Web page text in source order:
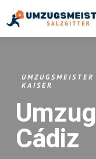
UMZUGSMEISTER
KAISER
Cádiz